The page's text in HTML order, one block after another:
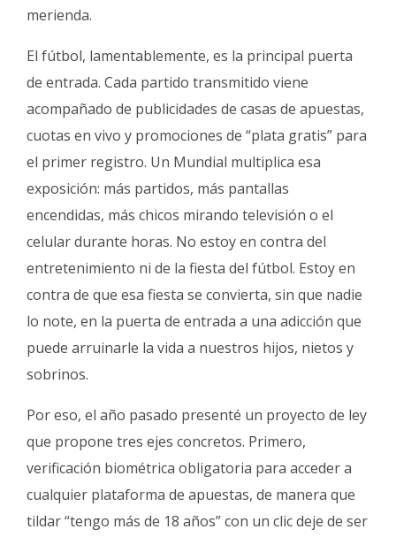
merienda.
El fútbol, lamentablemente, es la principal puerta
de entrada. Cada partido transmitido viene
acompañado de publicidades de casas de apuestas,
cuotas en vivo y promociones de “plata gratis” para
el primer registro. Un Mundial multiplica esa
exposición: más partidos, más pantallas
encendidas, más chicos mirando televisión o el
celular durante horas. No estoy en contra del
entretenimiento ni de la fiesta del fútbol. Estoy en
contra de que esa fiesta se convierta, sin que nadie
lo note, en la puerta de entrada a una adicción que
puede arruinarle la vida a nuestros hijos, nietos y
sobrinos.
Por eso, el año pasado presenté un proyecto de ley
que propone tres ejes concretos. Primero,
verificación biométrica obligatoria para acceder a
cualquier plataforma de apuestas, de manera que
tildar “tengo más de 18 años” con un clic deje de ser